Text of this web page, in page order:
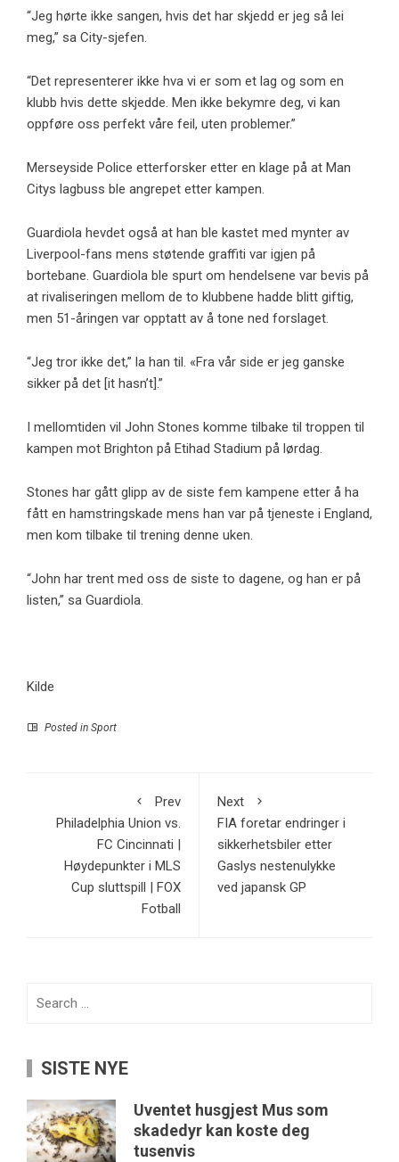
“Jeg hørte ikke sangen, hvis det har skjedd er jeg så lei
meg,” sa City-sjefen.
“Det representerer ikke hva vi er som et lag og som en
klubb hvis dette skjedde. Men ikke bekymre deg, vi kan
oppføre oss perfekt våre feil, uten problemer.”
Merseyside Police etterforsker etter en klage på at Man
Citys lagbuss ble angrepet etter kampen.
Guardiola hevdet også at han ble kastet med mynter av
Liverpool-fans mens støtende graffiti var igjen på
bortebane. Guardiola ble spurt om hendelsene var bevis på
at rivaliseringen mellom de to klubbene hadde blitt giftig,
men 51-åringen var opptatt av å tone ned forslaget.
“Jeg tror ikke det,” la han til. «Fra vår side er jeg ganske
sikker på det [it hasn’t].”
I mellomtiden vil John Stones komme tilbake til troppen til
kampen mot Brighton på Etihad Stadium på lørdag.
Stones har gått glipp av de siste fem kampene etter å ha
fått en hamstringskade mens han var på tjeneste i England,
men kom tilbake til trening denne uken.
“John har trent med oss ​​de siste to dagene, og han er på
listen,” sa Guardiola.
Kilde
Posted in Sport
Prev
Philadelphia Union vs.
FC Cincinnati |
Høydepunkter i MLS
Cup sluttspill | FOX
Fotball
Next
FIA foretar endringer i
sikkerhetsbiler etter
Gaslys nestenulykke
ved japansk GP
SISTE NYE
Uventet husgjest Mus som
skadedyr kan koste deg
tusenvis